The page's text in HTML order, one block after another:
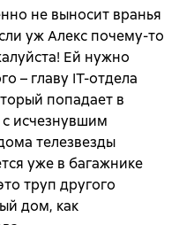
не выносит вранья
уж Алекс почему-то
Ей нужно
– главу IT-отдела
попадает в
исчезнувшим
телезвезды
уже в багажнике
труп другого
дом, как